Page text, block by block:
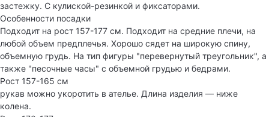
застежку. С кулиской-резинкой и фиксаторами.
Особенности посадки
Подходит на рост 157-177 см. Подходит на средние плечи, на
любой объем предплечья. Хорошо сядет на широкую спину,
объемную грудь. На тип фигуры "перевернутый треугольник", а
также "песочные часы" с объемной грудью и бедрами.
Рост 157-165 см
рукав можно укоротить в ателье. Длина изделия — ниже
колена.